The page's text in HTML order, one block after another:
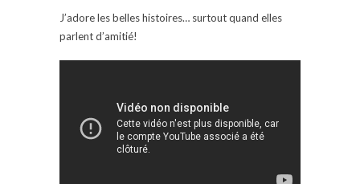
J’adore les belles histoires… surtout quand elles
parlent d’amitié!